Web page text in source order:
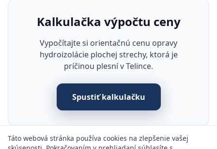
Kalkulačka výpočtu ceny
Vypočítajte si orientačnú cenu opravy
hydroizolácie plochej strechy, ktorá je
príčinou plesní v Telince.
Spustiť kalkulačku
Táto webová stránka používa cookies na zlepšenie vašej